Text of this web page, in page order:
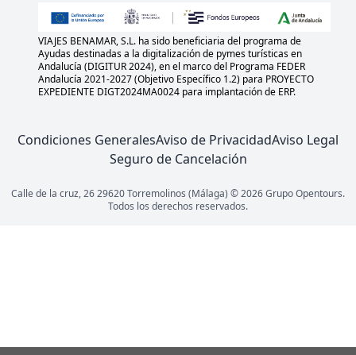
VIAJES BENAMAR, S.L. ha sido beneficiaria del programa de
Ayudas destinadas a la digitalización de pymes turísticas en
Andalucía (DIGITUR 2024), en el marco del Programa FEDER
Andalucía 2021-2027 (Objetivo Específico 1.2) para PROYECTO
EXPEDIENTE DIGT2024MA0024 para implantación de ERP.
Condiciones GeneralesAviso de PrivacidadAviso Legal
Seguro de Cancelación
Calle de la cruz, 26 29620 Torremolinos (Málaga) © 2026 Grupo Opentours.
Todos los derechos reservados.